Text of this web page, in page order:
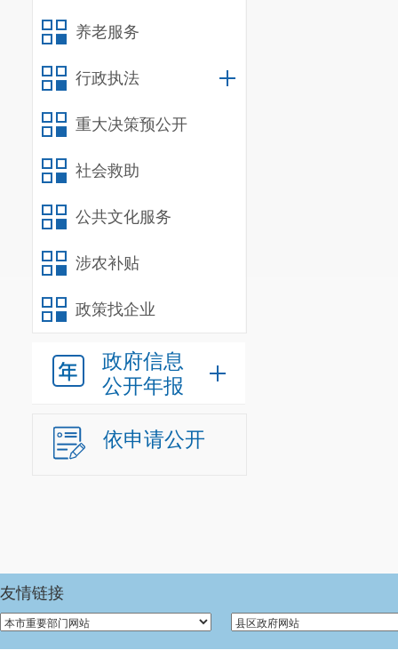
养老服务
行政执法
重大决策预公开
社会救助
公共文化服务
涉农补贴
政策找企业
政府信息
公开年报
依申请公开
友情链接